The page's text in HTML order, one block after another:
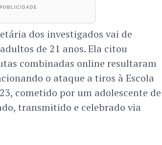
dos investigados vai de
de 21 anos. Ela citou
combinadas online resultaram
o ataque a tiros à Escola
cometido por um adolescente de
transmitido e celebrado via